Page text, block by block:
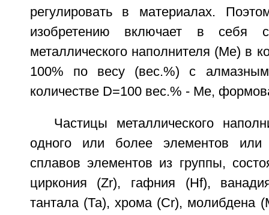
регулировать в материалах.
изобретению включает в себя
металлического наполнителя (Me) в
100% по весу (вес.%) с
количестве D=100 вес.% - Me,
Частицы металлического
одного или более элементов
сплавов элементов из группы,
циркония (Zr), гафния (Hf),
тантала (Та), хрома (Cr), молибдена